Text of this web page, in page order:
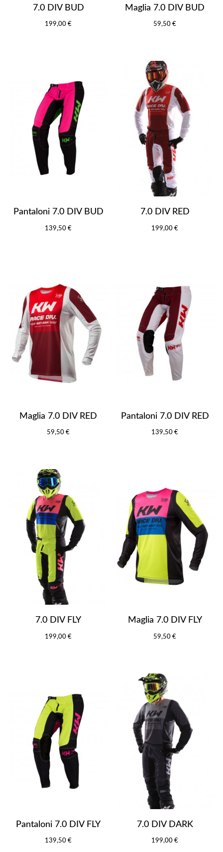
7.0 DIV BUD
199,00 €
Maglia 7.0 DIV BUD
59,50 €
Pantaloni 7.0 DIV BUD
139,50 €
7.0 DIV RED
199,00 €
Maglia 7.0 DIV RED
59,50 €
Pantaloni 7.0 DIV RED
139,50 €
7.0 DIV FLY
199,00 €
Maglia 7.0 DIV FLY
59,50 €
Pantaloni 7.0 DIV FLY
139,50 €
7.0 DIV DARK
199,00 €